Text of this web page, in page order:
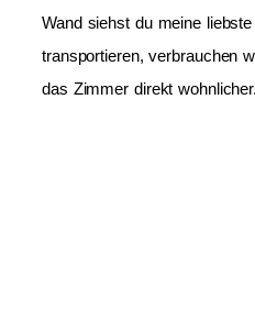
Wand siehst du meine liebste
transportieren, verbrauchen
das Zimmer direkt wohnlicher.